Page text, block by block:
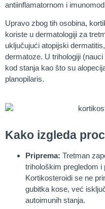
antiinflamatornom i
Upravo zbog tih osobina,
koriste u dermatologiji za
uključujući atopijski
dermatoze. U trihologiji
kod stanja kao što su
planopilaris.
Kako izgleda
Priprema: Tretman
trihološkim pregledom i
Kortikosteroidi se ne
gubitka kose, već
autoimunih stanja.